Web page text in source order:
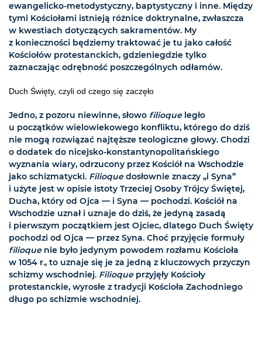
ewangelicko-metodystyczny, baptystyczny i inne. Między
tymi Kościołami istnieją różnice doktrynalne, zwłaszcza
w kwestiach dotyczących sakramentów. My
z konieczności będziemy traktować je tu jako całość
Kościołów protestanckich, gdzieniegdzie tylko
zaznaczając odrębność poszczególnych odłamów.
Duch Święty, czyli od czego się zaczęło
Jedno, z pozoru niewinne, słowo filioqueległo
u początków wielowiekowego konfliktu, którego do dziś
nie mogą rozwiązać najtęższe teologiczne głowy. Chodzi
o dodatek do nicejsko-konstantynopolitańskiego
wyznania wiary, odrzucony przez Kościół na Wschodzie
jako schizmatycki. Filioquedosłownie znaczy „i Syna”
i użyte jest w opisie istoty Trzeciej Osoby Trójcy Świętej,
Ducha, który od Ojca — i Syna — pochodzi. Kościół na
Wschodzie uznał i uznaje do dziś, że jedyną zasadą
i pierwszym początkiem jest Ojciec, dlatego Duch Święty
pochodzi od Ojca — przez Syna. Choć przyjęcie formuły
filioquenie było jedynym powodem rozłamu Kościoła
w 1054 r., to uznaje się je za jedną z kluczowych przyczyn
schizmy wschodniej. Filioqueprzyjęły Kościoły
protestanckie, wyrosłe z tradycji Kościoła Zachodniego
długo po schizmie wschodniej.